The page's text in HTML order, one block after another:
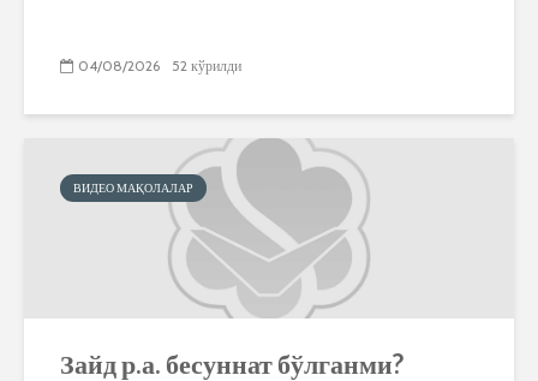
04/08/2026 52 кўрилди
ВИДЕО МАҚОЛАЛАР
Зайд р.а. бесуннат бўлганми?